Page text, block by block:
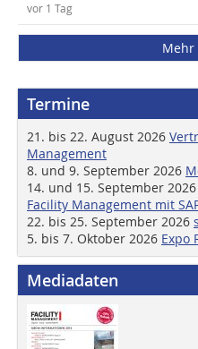
vor 1 Tag
Mehr
Termine
21. bis 22. August 2026
Management
8. und 9. September 2026
14. und 15. September 2026
Facility Management mit
22. bis 25. September 2026
5. bis 7. Oktober 2026 Expo
Mediadaten